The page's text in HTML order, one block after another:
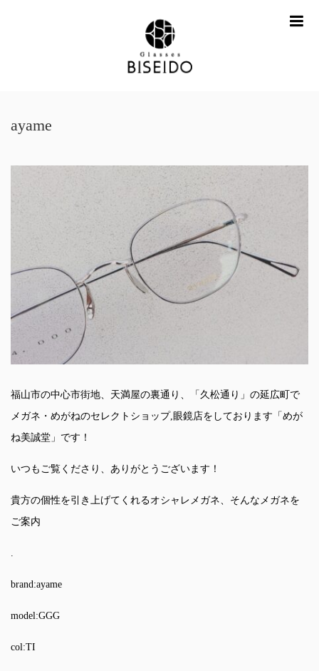
ayame
福山市の中心市街地、天満屋の裏通り、「久松通り」の延広町で
メガネ・めがねのセレクトショップ,眼鏡店をしております「めが
ね美誠堂」です！
いつもご覧くださり、ありがとうございます！
貴方の個性を引き上げてくれるオシャレメガネ、そんなメガネを
ご案内
.
brand:ayame
model:GGG
col:TI